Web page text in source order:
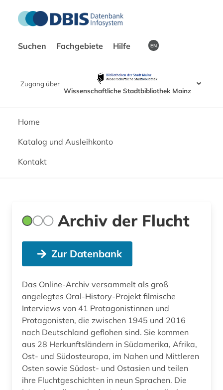
Suchen Fachgebiete Hilfe EN
Zugang über
Wissenschaftliche Stadtbibliothek Mainz
Home
Katalog und Ausleihkonto
Kontakt
Archiv der Flucht
Zur Datenbank
Das Online-Archiv versammelt als groß
angelegtes Oral-History-Projekt filmische
Interviews von 41 Protagonistinnen und
Protagonisten, die zwischen 1945 und 2016
nach Deutschland geflohen sind. Sie kommen
aus 28 Herkunftsländern in Südamerika, Afrika,
Ost- und Südosteuropa, im Nahen und Mittleren
Osten sowie Südost- und Ostasien und teilen
ihre Fluchtgeschichten in neun Sprachen. Die